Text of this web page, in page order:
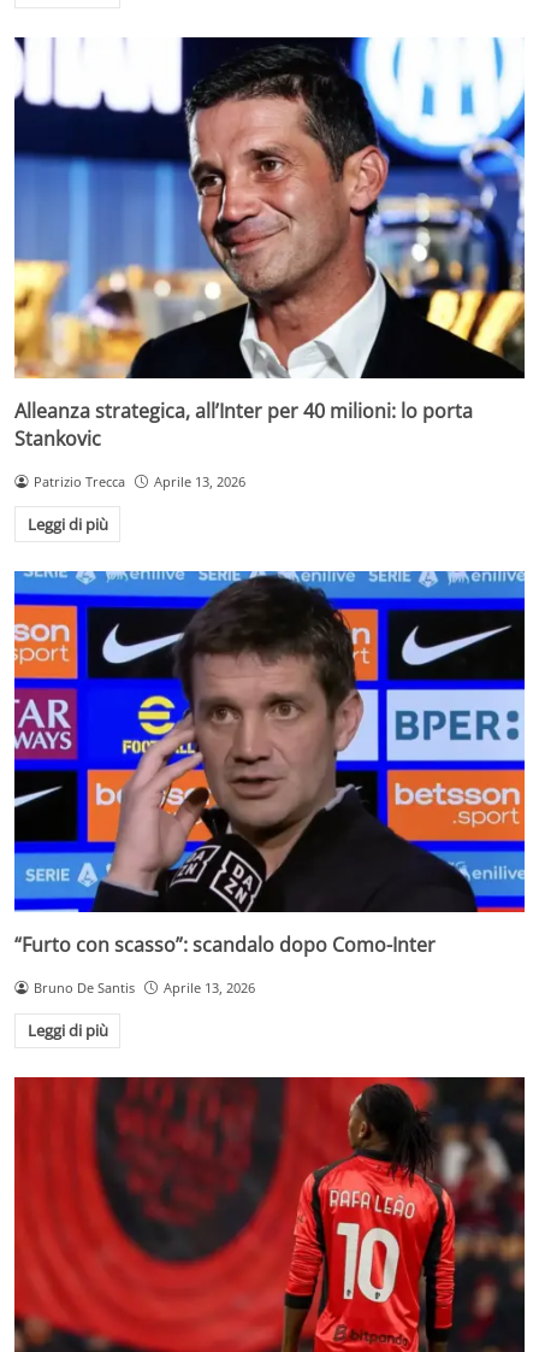
Alleanza strategica, all’Inter per 40 milioni: lo porta
Stankovic
Patrizio Trecca Aprile 13, 2026
Leggi di più
“Furto con scasso”: scandalo dopo Como-Inter
Bruno De Santis Aprile 13, 2026
Leggi di più